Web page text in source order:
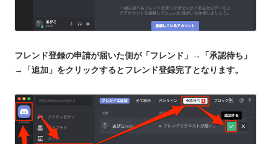
フレンド登録の申請が届いた側が「フレンド」→「承認待ち」
→「追加」をクリックするとフレンド登録完了となります。